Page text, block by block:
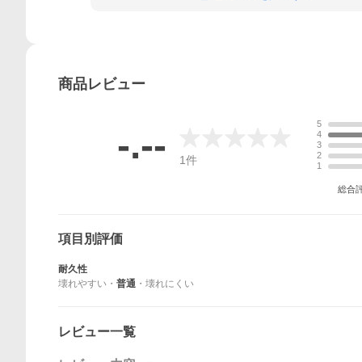
商品レビュー
-.-- 1件
5
4
3
2
1
総合
項目別評価
耐久性
壊れやすい ・ 普通 ・ 壊れにくい
レビュー一覧